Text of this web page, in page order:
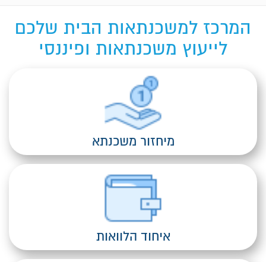
המרכז למשכנתאות הבית שלכם
לייעוץ משכנתאות ופיננסי
מיחזור משכנתא
איחוד הלוואות